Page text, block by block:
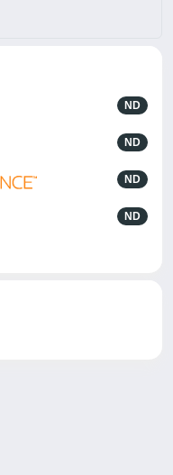
ND
ND
ND
ND